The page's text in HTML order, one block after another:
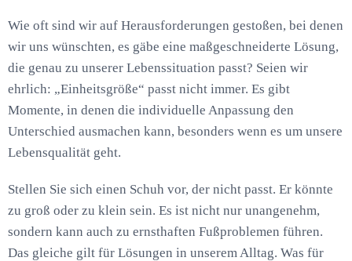
Wie oft sind wir auf Herausforderungen gestoßen, bei denen
wir uns wünschten, es gäbe eine maßgeschneiderte Lösung,
die genau zu unserer Lebenssituation passt? Seien wir
ehrlich: „Einheitsgröße“ passt nicht immer. Es gibt
Momente, in denen die individuelle Anpassung den
Unterschied ausmachen kann, besonders wenn es um unsere
Lebensqualität geht.
Stellen Sie sich einen Schuh vor, der nicht passt. Er könnte
zu groß oder zu klein sein. Es ist nicht nur unangenehm,
sondern kann auch zu ernsthaften Fußproblemen führen.
Das gleiche gilt für Lösungen in unserem Alltag. Was für